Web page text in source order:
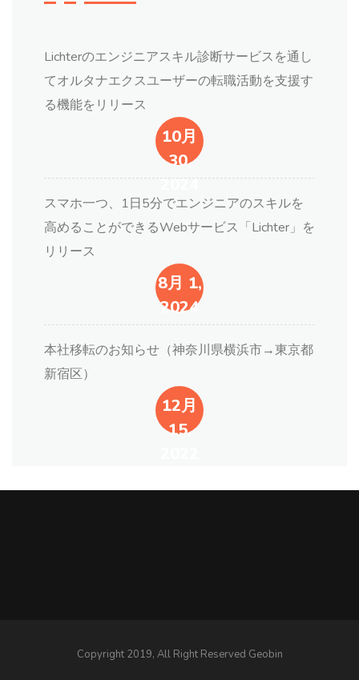
Lichterのエンジニアスキル診断サービスを通し
てオルタナエクスユーザーの転職活動を支援す
る機能をリリース
10月
30,
2024
スマホ一つ、1日5分でエンジニアのスキルを
高めることができるWebサービス「Lichter」を
リリース
8月 1,
2024
本社移転のお知らせ（神奈川県横浜市→東京都
新宿区）
12月
15,
Copyright 2019, All Right Reserved Geobin